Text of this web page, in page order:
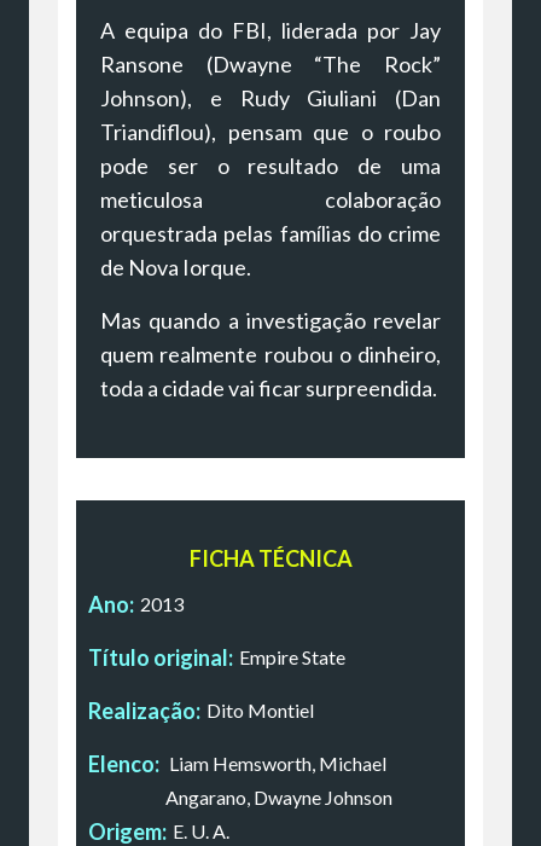
A equipa do FBI, liderada por Jay
Ransone (Dwayne “The Rock”
Johnson), e Rudy Giuliani (Dan
Triandiflou), pensam que o roubo
pode ser o resultado de uma
meticulosa colaboração
orquestrada pelas famílias do crime
de Nova Iorque.
Mas quando a investigação revelar
quem realmente roubou o dinheiro,
toda a cidade vai ficar surpreendida.
FICHA TÉCNICA
Ano: 2013
Título original: Empire State
Realização: Dito Montiel
Elenco: Liam Hemsworth, Michael
Angarano, Dwayne Johnson
Origem: E. U. A.